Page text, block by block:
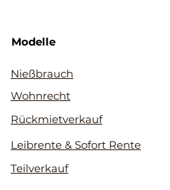
Modelle
Nießbrauch
Wohnrecht
Rückmietverkauf
Leibrente & Sofort Rente
Teilverkauf